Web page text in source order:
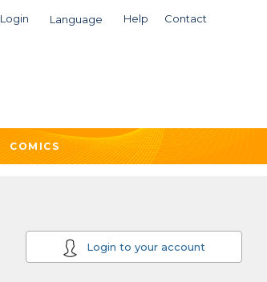
Login Language Help Contact
COMICS
Login to your account